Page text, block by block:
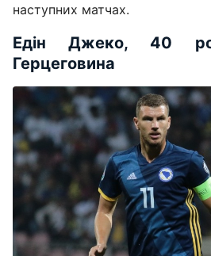
наступних матчах.
Едін Джеко, 40
Герцеговина